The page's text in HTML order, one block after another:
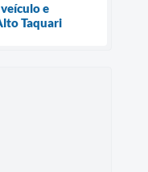
e
Taquari